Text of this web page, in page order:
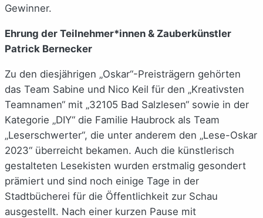
Gewinner.
Ehrung der Teilnehmer*innen & Zauberkünstler
Patrick Bernecker
Zu den diesjährigen „Oskar“-Preisträgern gehörten
das Team Sabine und Nico Keil für den „Kreativsten
Teamnamen“ mit „32105 Bad Salzlesen“ sowie in der
Kategorie „DIY“ die Familie Haubrock als Team
„Leserschwerter“, die unter anderem den „Lese-Oskar
2023“ überreicht bekamen. Auch die künstlerisch
gestalteten Lesekisten wurden erstmalig gesondert
prämiert und sind noch einige Tage in der
Stadtbücherei für die Öffentlichkeit zur Schau
ausgestellt. Nach einer kurzen Pause mit